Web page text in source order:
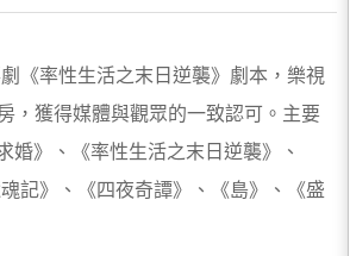
《率性生活之末日逆襲》劇本，樂視
，獲得媒體與觀眾的一致認可。主要
婚》、《率性生活之末日逆襲》、
記》、《四夜奇譚》、《島》、《盛